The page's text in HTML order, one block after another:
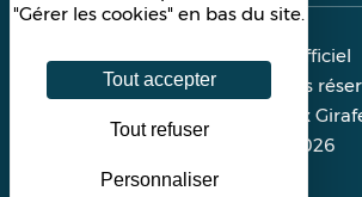
Site officiel
Tous droits
Les Deux
© 2026
"Gérer les cookies" en bas du site.
Tout accepter
Tout refuser
Personnaliser